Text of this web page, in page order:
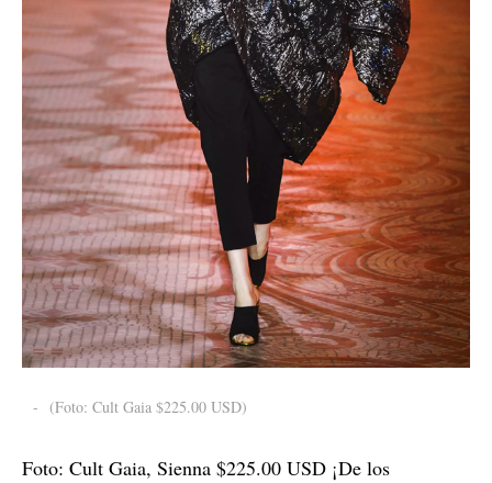
- (Foto: Cult Gaia $225.00 USD)
Foto: Cult Gaia, Sienna $225.00 USD ¡De los